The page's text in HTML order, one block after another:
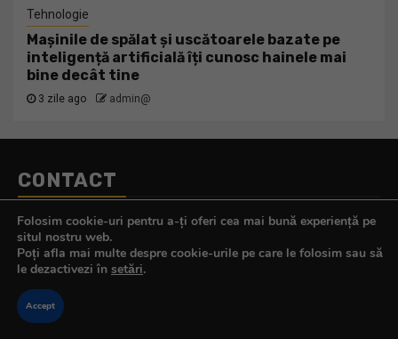
Tehnologie
Mașinile de spălat și uscătoarele bazate pe
inteligență artificială îți cunosc hainele mai
bine decât tine
3 zile ago admin@
CONTACT
Telefon:
0770.290.165
E-mail:contact@tehnologistul.ro
Folosim cookie-uri pentru a-ți oferi cea mai bună experiență pe
situl nostru web.
Poți afla mai multe despre cookie-urile pe care le folosim sau să
le dezactivezi în setări.
Accept